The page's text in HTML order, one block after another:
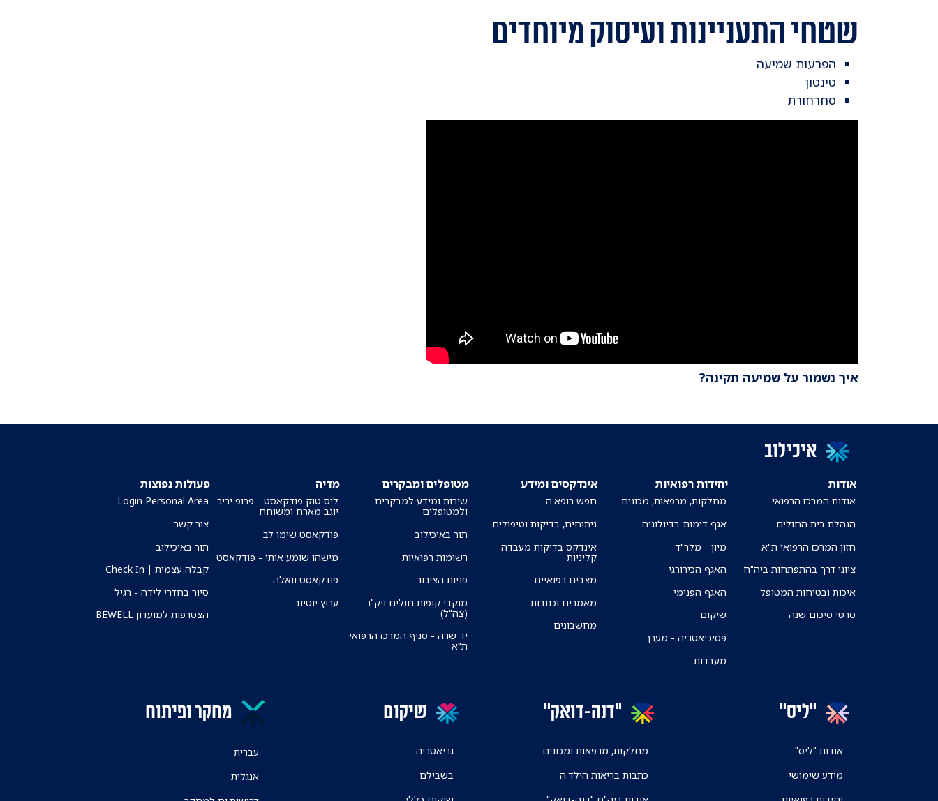
שטחי התעניינות ועיסוק מיוחדים
​הפרעות שמיעה
טינטון
סחרחורת
איך נשמור על שמיעה תקינה?
איכילוב
אודות
אודות המרכז הרפואי
הנהלת בית החולים
חזון המרכז הרפואי ת"א
ציוני דרך בהתפתחות ביה"ח
איכות ובטיחות המטופל
סרטי סיכום שנה
יחידות רפואיות
מחלקות, מרפאות, מכונים
אגף דימות-רדיולוגיה
מיון - מלר"ד
האגף הכירורגי
האגף הפנימי
שיקום
פסיכיאטריה - מערך
מעבדות
אינדקסים ומידע
חפש רופא.ה
ניתוחים, בדיקות וטיפולים
אינדקס בדיקות מעבדה
קליניות
מצבים רפואיים
מאמרים וכתבות
מחשבונים
מטופלים ומבקרים
שירות ומידע למבקרים
ולמטופלים
תור באיכילוב
רשומות רפואיות
פניות הציבור
מוקדי קופות חולים ויק"ר
(צה"ל)
יד שרה - סניף המרכז הרפואי
ת"א
מדיה
ליס טוק פודקאסט - פרופ יריב
יוגב מארח ומשוחח
פודקאסט שימו לב
מישהו שומע אותי - פודקאסט
פודקאסט וואלה
ערוץ יוטיוב
פעולות נפוצות
Login Personal Area
צור קשר
תור באיכילוב
קבלה עצמית | Check In
סיור בחדרי לידה - רגיל
הצטרפות למועדון BEWELL
"ליס"
אודות "ליס"
מידע שימושי
"דנה-דואק"
מחלקות, מרפאות ומכונים
כתבות בריאות הילד.ה
שיקום
גריאטריה
בשבילם
מחקר ופיתוח
עברית
אנגלית